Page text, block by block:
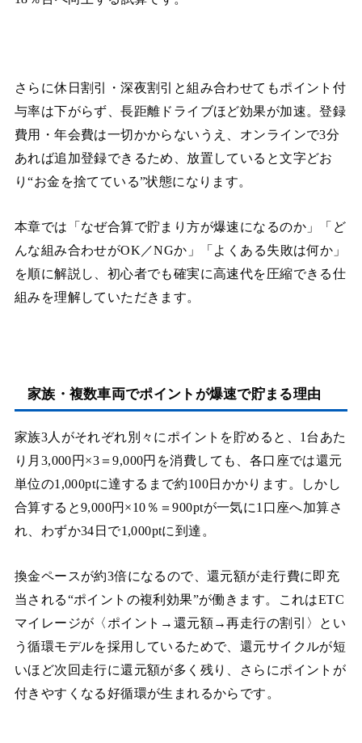
さらに休日割引・深夜割引と組み合わせてもポイント付
与率は下がらず、長距離ドライブほど効果が加速。登録
費用・年会費は一切かからないうえ、オンラインで3分
あれば追加登録できるため、放置していると文字どお
り“お金を捨てている”状態になります。
本章では「なぜ合算で貯まり方が爆速になるのか」「ど
んな組み合わせがOK／NGか」「よくある失敗は何か」
を順に解説し、初心者でも確実に高速代を圧縮できる仕
組みを理解していただきます。
家族・複数車両でポイントが爆速で貯まる理由
家族3人がそれぞれ別々にポイントを貯めると、1台あた
り月3,000円×3＝9,000円を消費しても、各口座では還元
単位の1,000ptに達するまで約100日かかります。しかし
合算すると9,000円×10％＝900ptが一気に1口座へ加算さ
れ、わずか34日で1,000ptに到達。
換金ペースが約3倍になるので、還元額が走行費に即充
当される“ポイントの複利効果”が働きます。これはETC
マイレージが〈ポイント→還元額→再走行の割引〉とい
う循環モデルを採用しているためで、還元サイクルが短
いほど次回走行に還元額が多く残り、さらにポイントが
付きやすくなる好循環が生まれるからです。